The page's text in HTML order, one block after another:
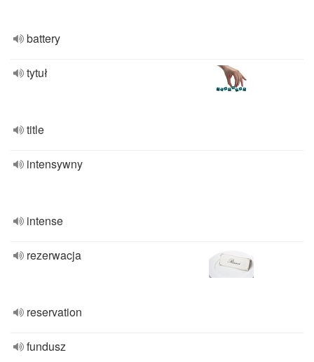
battery
tytuł
title
intensywny
intense
rezerwacja
reservation
fundusz